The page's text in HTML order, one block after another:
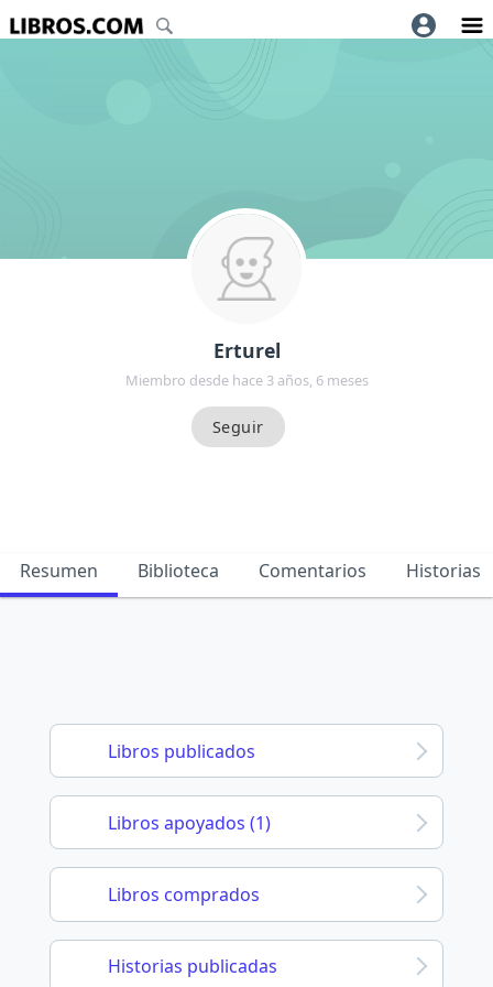
Erturel
Miembro desde hace 3 años, 6 meses
Resumen Biblioteca Comentarios Historias
Libros publicados
Libros apoyados (1)
Libros comprados
Historias publicadas